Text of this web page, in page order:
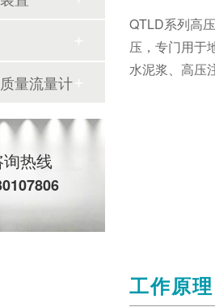
QTLD系列高
压，专门用于
水泥浆、高压
工作原理
量流量计
询热线